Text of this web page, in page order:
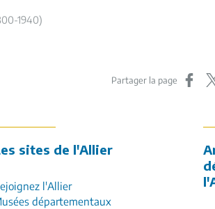
1940)
Partager la page Partager
sites de l'Allier
l'Allier
départementaux